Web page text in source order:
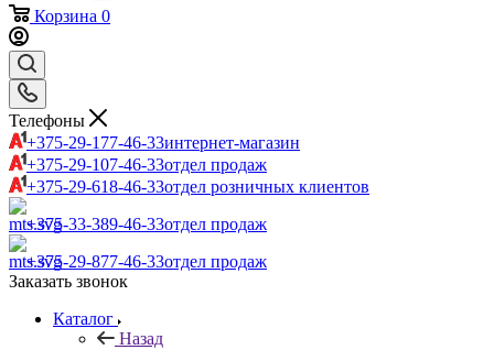
Корзина 0
Телефоны
+375-29-177-46-33интернет-магазин
+375-29-107-46-33отдел продаж
+375-29-618-46-33отдел розничных клиентов
+375-33-389-46-33отдел продаж
+375-29-877-46-33отдел продаж
Заказать звонок
Каталог
Назад